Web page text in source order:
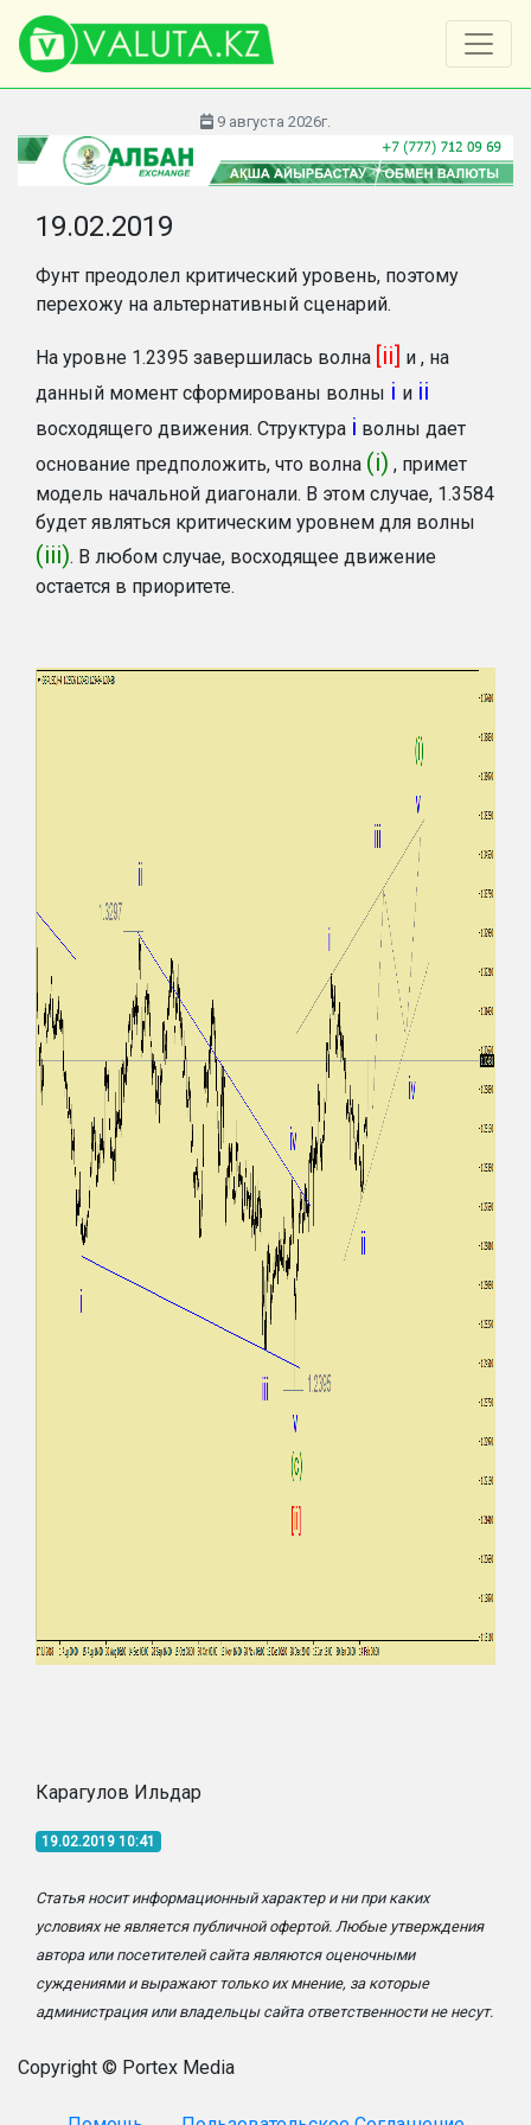
9 августа 2026г.
19.02.2019
Фунт преодолел критический уровень, поэтому
перехожу на альтернативный сценарий.
На уровне 1.2395 завершилась волна [ii] и , на
данный момент сформированы волны i и ii
восходящего движения. Структура i волны дает
основание предположить, что волна (i) , примет
модель начальной диагонали. В этом случае, 1.3584
будет являться критическим уровнем для волны
(iii). В любом случае, восходящее движение
остается в приоритете.
Карагулов Ильдар
19.02.2019 10:41
Статья носит информационный характер и ни при каких
условиях не является публичной офертой. Любые утверждения
автора или посетителей сайта являются оценочными
суждениями и выражают только их мнение, за которые
администрация или владельцы сайта ответственности не несут.
Copyright © Portex Media